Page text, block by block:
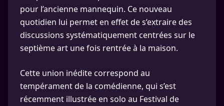
pour l’ancienne mannequin. Ce nouveau
quotidien lui permet en effet de s’extraire des
discussions systématiquement centrées sur le
septième art une fois rentrée à la maison.
Cette union inédite correspond au
tempérament de la comédienne, qui s’est
récemment illustrée en solo au Festival de